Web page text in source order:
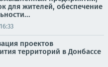
для жителей, обеспечение
проектов
территорий в Донбассе